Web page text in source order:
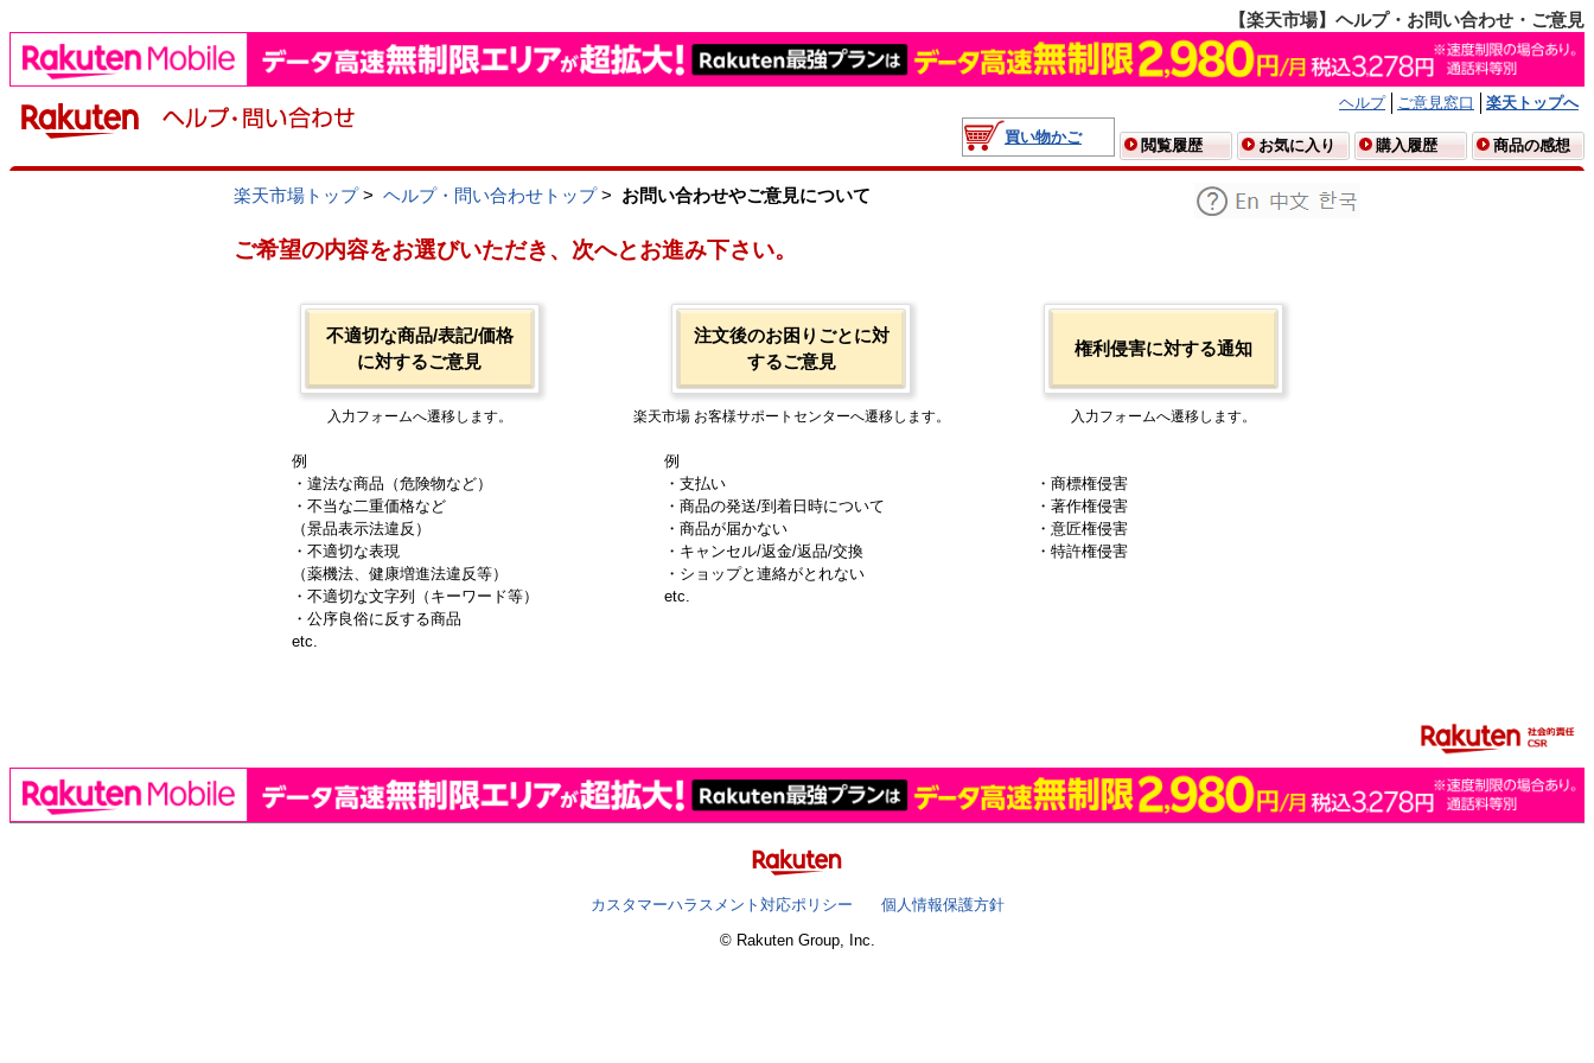
【楽天市場】ヘルプ・お問い合わせ・ご意見
ヘルプ ご意見窓口
楽天トップへ
買い物かご
閲覧履歴 お気に入り 購入履歴 商品の感想
楽天市場トップ> ヘルプ・問い合わせトップ> お問い合わせやご意見について
ご希望の内容をお選びいただき、次へとお進み下さい。
不適切な商品/表記/価格
に対するご意見
入力フォームへ遷移します。
例
・違法な商品（危険物など）
・不当な二重価格など
（景品表示法違反）
・不適切な表現
（薬機法、健康増進法違反等）
・不適切な文字列（キーワード等）
・公序良俗に反する商品
etc.
注文後のお困りごとに対
するご意見
楽天市場 お客様サポートセンターへ遷移します。
例
・支払い
・商品の発送/到着日時について
・商品が届かない
・キャンセル/返金/返品/交換
・ショップと連絡がとれない
etc.
権利侵害に対する通知
入力フォームへ遷移します。
・商標権侵害
・著作権侵害
・意匠権侵害
・特許権侵害
カスタマーハラスメント対応ポリシー
個人情報保護方針
© Rakuten Group, Inc.